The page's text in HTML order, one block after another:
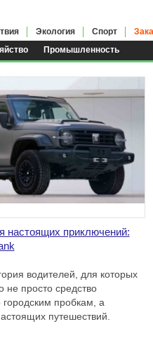
Промышленность
Экология Спорт
настоящих приключений:
водителей, для которых
не просто средство
пробкам, а
путешествий.